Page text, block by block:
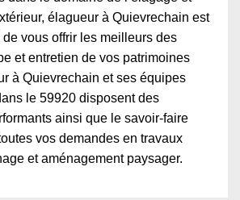
élagueur à Quievrechain est
vous offrir les meilleurs des
et entretien de vos patrimoines
à Quievrechain et ses équipes
le 59920 disposent des
ainsi que le savoir-faire
vos demandes en travaux
et aménagement paysager.